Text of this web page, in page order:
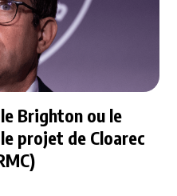
Brighton ou le
projet de Cloarec